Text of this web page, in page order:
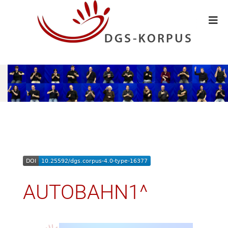
AUTOBAHN1^